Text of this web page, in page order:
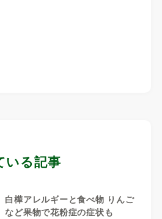
いる記事
白樺アレルギーと食べ物 りんご
など果物で花粉症の症状も